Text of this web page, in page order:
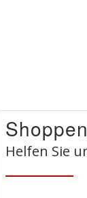
Shoppen
Helfen Sie